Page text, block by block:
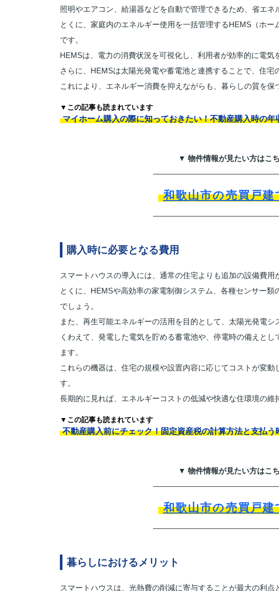
照明やエアコン、給湯器などを自動で管理できるため、省エネ
とくに、家庭内のエネルギー使用を一括管理するHEMS（ホ
です。
HEMSは、電力の消費状況を可視化し、利用者が効率的に電気
さらに、HEMSは太陽光発電や蓄電池と連携することで、住宅
これにより、エネルギー消費を抑えながらも、暮らしの質を保
▼この記事も読まれています
マイホーム購入の際に知っておきたい！不動産購入時の年
▼ 物件情報が見たい方はこ
和歌山市の売買戸
購入時に必要となる費用
スマートハウスの導入には、通常の住宅よりも追加の設備費用
とくに、HEMSや高効率の家電制御システム、各種センサー
でしょう。
また、再生可能エネルギーの活用を目的として、太陽光発電シ
くわえて、発電した電気を貯める蓄電池や、停電時の備えと
ます。
これらの機器は、住宅の規模や設置内容に応じてコストが変
す。
長期的に見れば、エネルギーコストの低減や快適な住環境の維
▼この記事も読まれています
不動産購入前にチェック！固定資産税の計算方法と支払う
▼ 物件情報が見たい方はこ
和歌山市の売買戸
暮らしにおけるメリット
スマートハウスは、光熱費の削減に寄与することが最大の利点